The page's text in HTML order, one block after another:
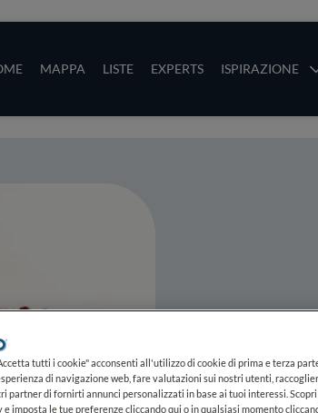
MAPPA LISTE EXPERTS ISPIRAZIONE
Latte di
tutti i cookie" acconsenti all'utilizzo di cookie di prima e terza
di navigazione web, fare valutazioni sui nostri utenti,
partner di fornirti annunci personalizzati in base ai tuoi interessi.
imposta le tue preferenze cliccando qui o in qualsiasi momento